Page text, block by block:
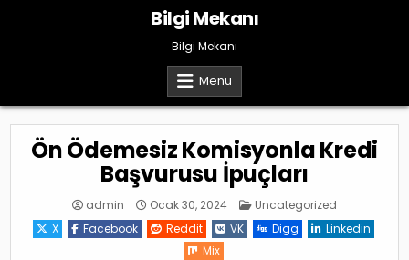
Bilgi Mekanı
Bilgi Mekanı
Menu
Ön Ödemesiz Komisyonla Kredi
Başvurusu İpuçları
admin Ocak 30, 2024 Posted
Uncategorized
X
Facebook Reddit VK Digg
Linkedin
Mix